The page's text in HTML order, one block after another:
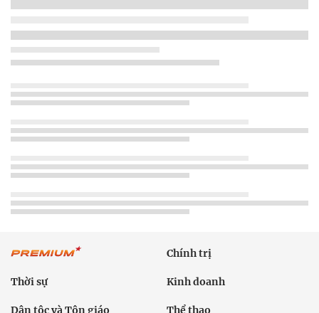
Chính trị
Thời sự Kinh doanh
Dân tộc và Tôn giáo Thể thao